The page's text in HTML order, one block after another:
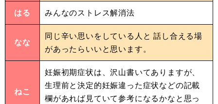
はる みんなのストレス解消法
なな
同じ辛い思いをしている人と 話し合える場
があったらいいと思います。
ねこ
妊娠初期症状は、沢山書いてありますが、
生理前と決定的妊娠違った症状などの記載
欄があれば見ていて参考になるかなと思っ